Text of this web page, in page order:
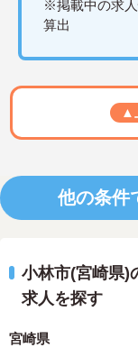
※掲載中の求
算出
▲
他の条件
小林市(宮崎県)
求人を探す
宮崎県